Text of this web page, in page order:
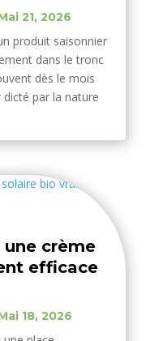
21, 2026
produit saisonnier
dans le tronc
dès le mois
par la nature
crème
efficace
18, 2026